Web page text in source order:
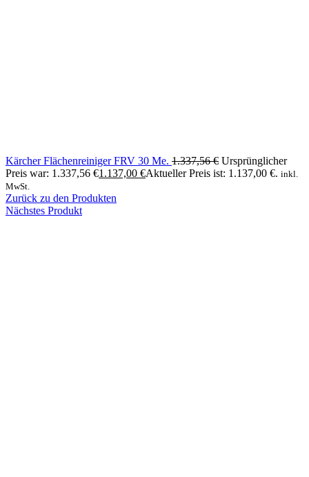
Kärcher Flächenreiniger FRV 30 Me. 1.337,56€ Ursprünglicher
Preis war: 1.337,56 €1.137,00 €Aktueller Preis ist: 1.137,00 €. inkl.
MwSt.
Zurück zu den Produkten
Nächstes Produkt